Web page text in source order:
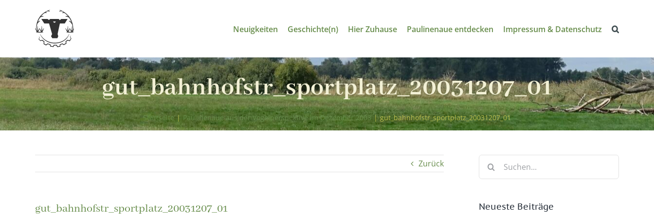
Neuigkeiten Geschichte(n) Hier Zuhause Paulinenaue entdecken Impressum & Datenschutz
gut_bahnhofstr_sportplatz_20031207_01
Startseite | Paulinenaue aus der Vogelperspektive im Dezember 2003 | gut_bahnhofstr_sportplatz_20031207_01
Zurück
gut_bahnhofstr_sportplatz_20031207_01
Suche
Neueste Beiträge